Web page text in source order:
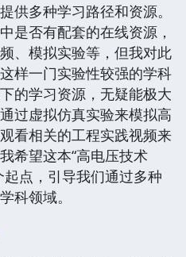
供多种学习路径和资源。
是否有配套的在线资源，
、模拟实验等，但我对此
样一门实验性较强的学科
的学习资源，无疑能极大
过虚拟仿真实验来模拟高
看相关的工程实践视频来
希望这本“高电压技术
起点，引导我们通过多种
科领域。